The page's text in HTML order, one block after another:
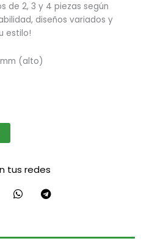
de 2, 3 y 4 piezas según
diseños variados y
estilo!
(alto)
tus redes